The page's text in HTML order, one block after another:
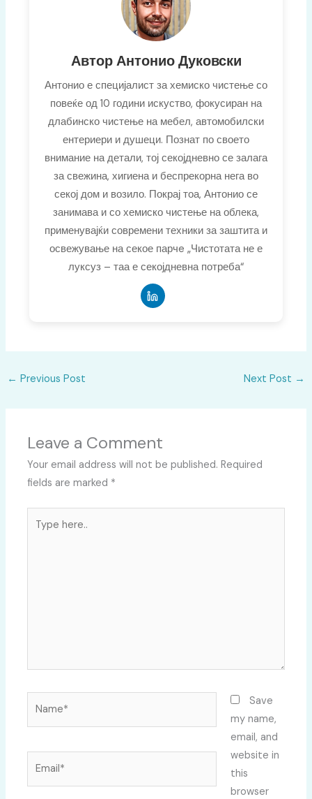
Автор Антонио Дуковски
Антонио е специјалист за хемиско чистење со
повеќе од 10 години искуство, фокусиран на
длабинско чистење на мебел, автомобилски
ентериери и душеци. Познат по своето
внимание на детали, тој секојдневно се залага
за свежина, хигиена и беспрекорна нега во
секој дом и возило. Покрај тоа, Антонио се
занимава и со хемиско чистење на облека,
применувајќи современи техники за заштита и
освежување на секое парчe „Чистотата не е
луксуз – таа е секојдневна потреба“
← Previous Post Next Post →
Leave a Comment
Your email address will not be published. Required
fields are marked *
here..
Save
my name,
email, and
website in
this
browser